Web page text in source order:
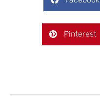
Pinterest